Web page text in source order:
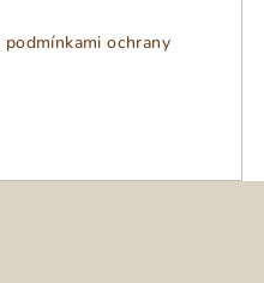
podmínkami ochrany